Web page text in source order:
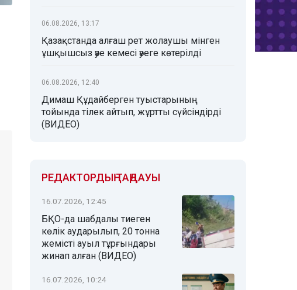
06.08.2026, 13:17
Қазақстанда алғаш рет жолаушы мінген
ұшқышсыз әуе кемесі әуеге көтерілді
06.08.2026, 12:40
Димаш Құдайберген туыстарының
тойында тілек айтып, жұртты сүйсіндірді
(ВИДЕО)
РЕДАКТОРДЫҢ ТАҢДАУЫ
16.07.2026, 12:45
БҚО-да шабдалы тиеген
көлік аударылып, 20 тонна
жемісті ауыл тұрғындары
жинап алған (ВИДЕО)
16.07.2026, 10:24